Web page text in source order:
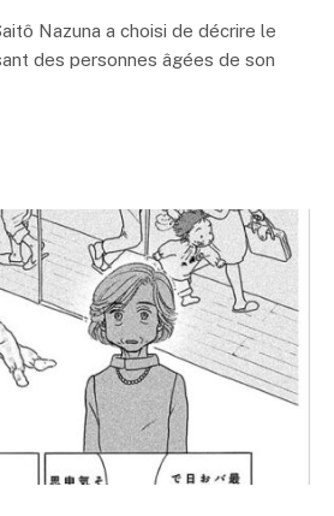
Nazuna a choisi de décrire le
des personnes âgées de son